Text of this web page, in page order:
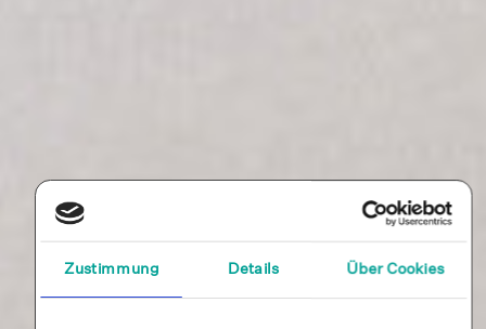
Zustimmung Details Über Cookies